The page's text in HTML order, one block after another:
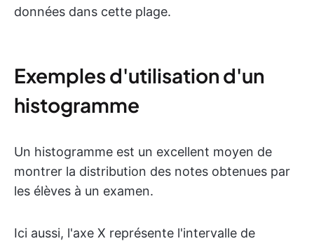
données dans cette plage.
Exemples d'utilisation d'un
histogramme
Un histogramme est un excellent moyen de
montrer la distribution des notes obtenues par
les élèves à un examen.
Ici aussi, l'axe X représente l'intervalle de